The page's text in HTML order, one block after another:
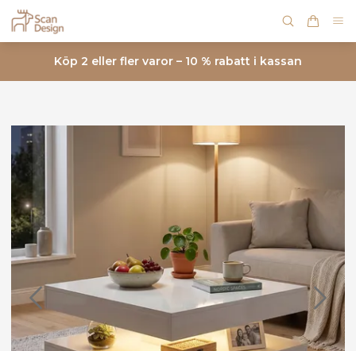
Köp 2 eller fler varor – 10 % rabatt i kassan